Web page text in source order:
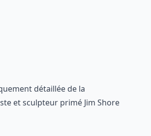
détaillée de la
et sculpteur primé Jim Shore